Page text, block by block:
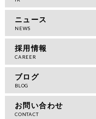
ニュース
採用情報
ブログ
お問い合わせ